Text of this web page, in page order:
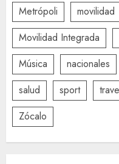
Metrópoli
movilidad
Movilidad Integrada
Música
nacionales
salud
sport
Zócalo